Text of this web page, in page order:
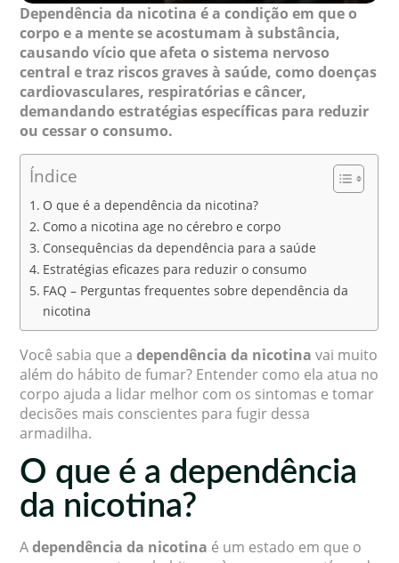
Dependência da nicotina é a condição em que o
corpo e a mente se acostumam à substância,
causando vício que afeta o sistema nervoso
central e traz riscos graves à saúde, como doenças
cardiovasculares, respiratórias e câncer,
demandando estratégias específicas para reduzir
ou cessar o consumo.
Índice
O que é a dependência da nicotina?
Como a nicotina age no cérebro e corpo
Consequências da dependência para a saúde
Estratégias eficazes para reduzir o consumo
FAQ – Perguntas frequentes sobre dependência da
nicotina
Você sabia que adependência da nicotina vai muito
além do hábito de fumar? Entender como ela atua no
corpo ajuda a lidar melhor com os sintomas e tomar
decisões mais conscientes para fugir dessa
armadilha.
O que é a dependência
da nicotina?
Adependência da nicotina é um estado em que o